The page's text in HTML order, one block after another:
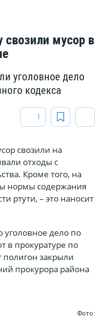
мусор в
уголовное дело
кодекса
1
свозили на
отходы с
Кроме того, на
нормы содержания
ртути, – это наносит
уголовное дело по
в прокуратуре по
полигон закрыли
прокурора района
Фото: